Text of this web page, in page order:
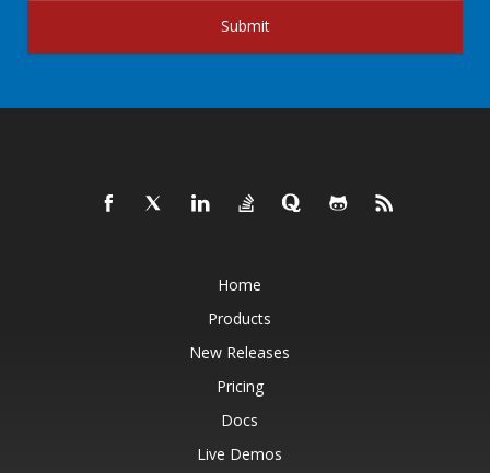
Submit
Home
Products
New Releases
Pricing
Docs
Live Demos